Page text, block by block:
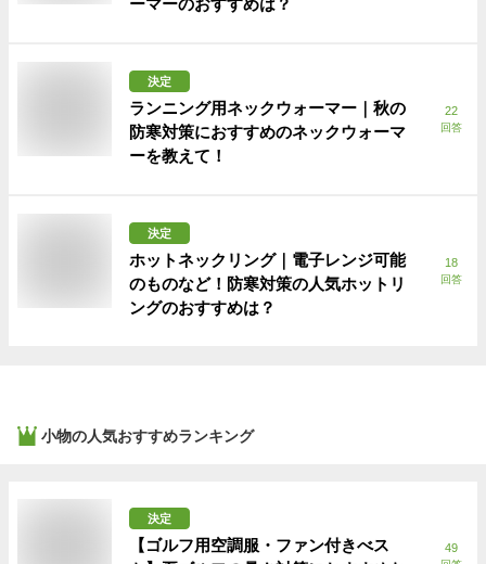
決定
ランニング用ネックウォーマー｜秋の
防寒対策におすすめのネックウォーマ
ーを教えて！
22
回答
決定
ホットネックリング｜電子レンジ可能
のものなど！防寒対策の人気ホットリ
ングのおすすめは？
18
回答
小物の人気おすすめランキング
決定
【ゴルフ用空調服・ファン付きべス
49